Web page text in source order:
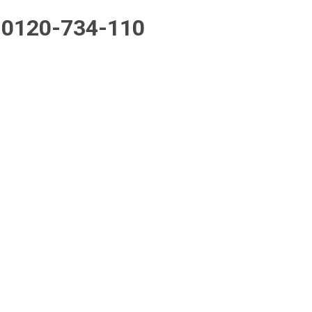
0120-734-110